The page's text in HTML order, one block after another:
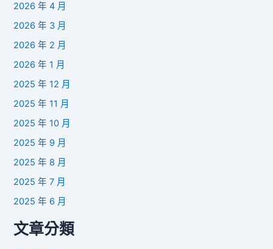
2026 年 4 月
2026 年 3 月
2026 年 2 月
2026 年 1 月
2025 年 12 月
2025 年 11 月
2025 年 10 月
2025 年 9 月
2025 年 8 月
2025 年 7 月
2025 年 6 月
文章分類